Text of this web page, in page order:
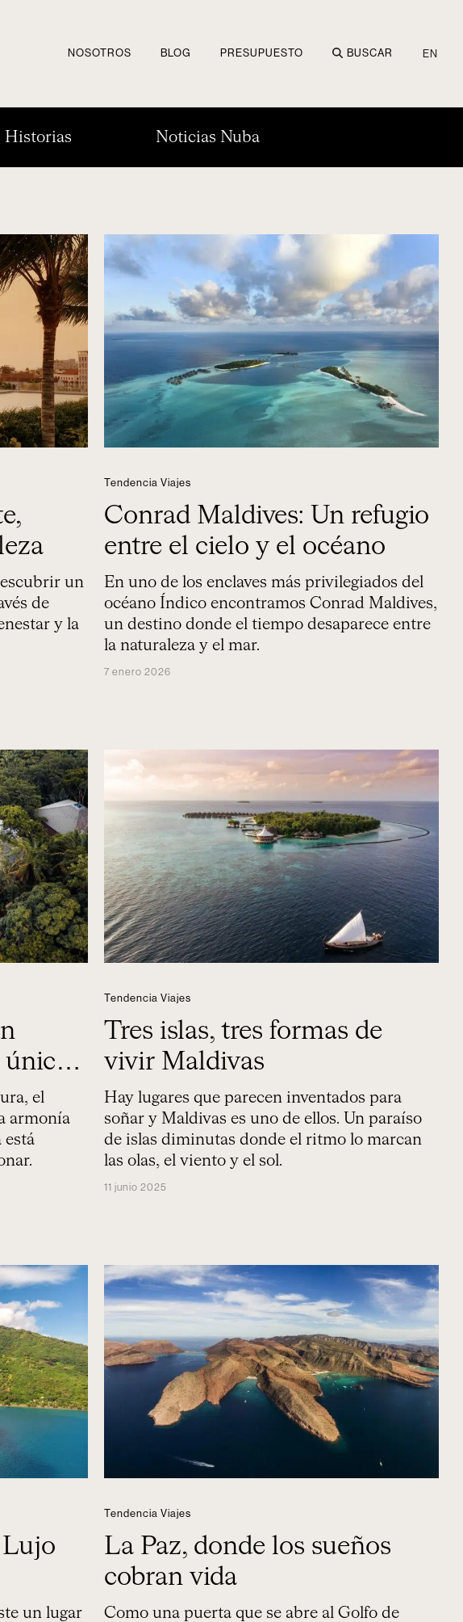
NOSOTROS BLOG PRESUPUESTO BUSCAR EN
Historias Noticias Nuba
un
de
y la
Tendencia Viajes
Conrad Maldives: Un refugio
entre el cielo y el océano
En uno de los enclaves más privilegiados del
océano Índico encontramos Conrad Maldives,
un destino donde el tiempo desaparece entre
la naturaleza y el mar.
7 enero 2026
el
armonía
está
Tendencia Viajes
Tres islas, tres formas de
vivir Maldivas
Hay lugares que parecen inventados para
soñar y Maldivas es uno de ellos. Un paraíso
de islas diminutas donde el ritmo lo marcan
las olas, el viento y el sol.
11 junio 2025
Lujo
un lugar
Tendencia Viajes
La Paz, donde los sueños
cobran vida
Como una puerta que se abre al Golfo de